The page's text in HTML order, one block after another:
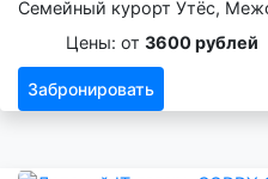
Семейный курорт Утёс,
Цены: от 3600 рублей
Забронировать